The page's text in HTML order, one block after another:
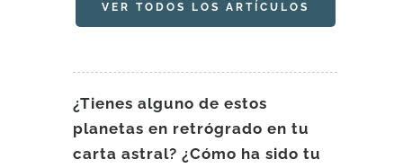
VER TODOS LOS ARTÍCULOS
¿Tienes alguno de estos
planetas en retrógrado en tu
carta astral? ¿Cómo ha sido tu